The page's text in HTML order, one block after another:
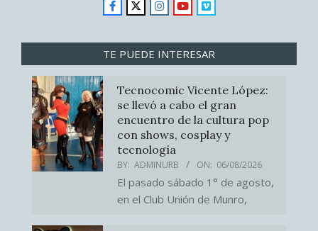
TE PUEDE INTERESAR
Tecnocomic Vicente López:
se llevó a cabo el gran
encuentro de la cultura pop
con shows, cosplay y
tecnología
BY: ADMINURB ON: 06/08/2026
El pasado sábado 1° de agosto,
en el Club Unión de Munro,